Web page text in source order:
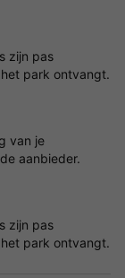
zijn pas
park ontvangt.
van je
aanbieder.
zijn pas
park ontvangt.